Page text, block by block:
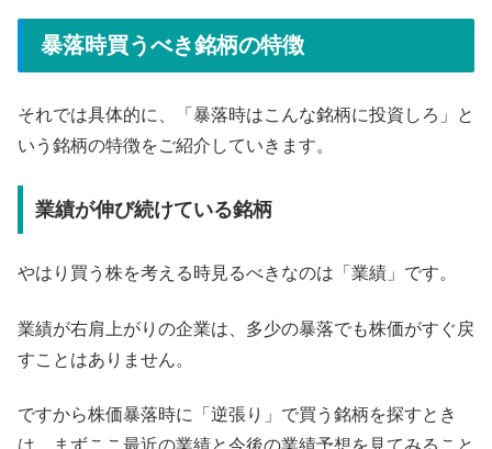
暴落時買うべき銘柄の特徴
それでは具体的に、「暴落時はこんな銘柄に投資しろ」と
いう銘柄の特徴をご紹介していきます。
業績が伸び続けている銘柄
やはり買う株を考える時見るべきなのは「業績」です。
業績が右肩上がりの企業は、多少の暴落でも株価がすぐ戻
すことはありません。
ですから株価暴落時に「逆張り」で買う銘柄を探すとき